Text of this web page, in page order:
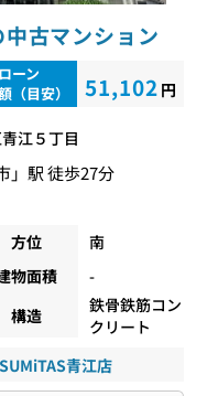
古マンション
ーン
（目安）
51,102 円
江５丁目
」駅 徒歩27分
方位
南
物面積
-
構造
鉄骨鉄筋コン
クリート
青江店